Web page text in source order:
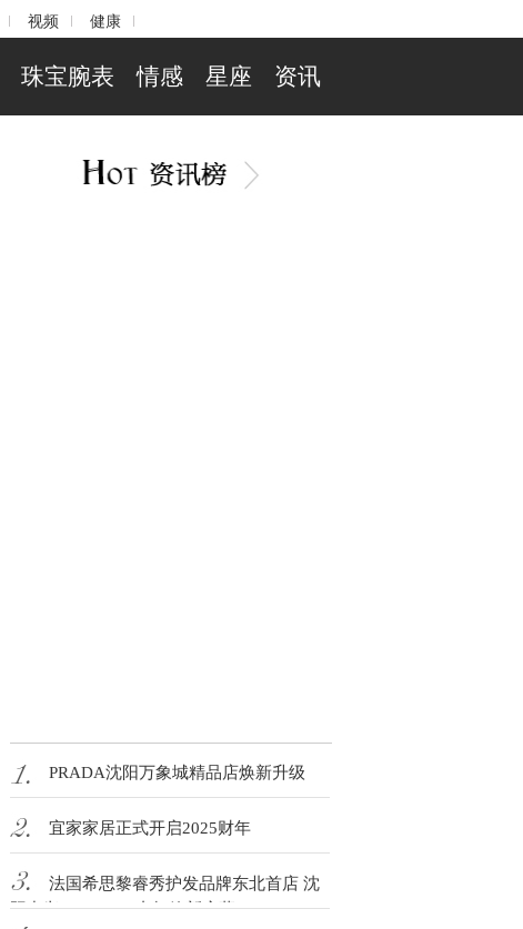
视频 健康
珠宝腕表 情感 星座 资讯
PRADA沈阳万象城精品店焕新升级
宜家家居正式开启2025财年
法国希思黎睿秀护发品牌东北首店 沈
阳中兴Hair Rituel专柜簇新启幕